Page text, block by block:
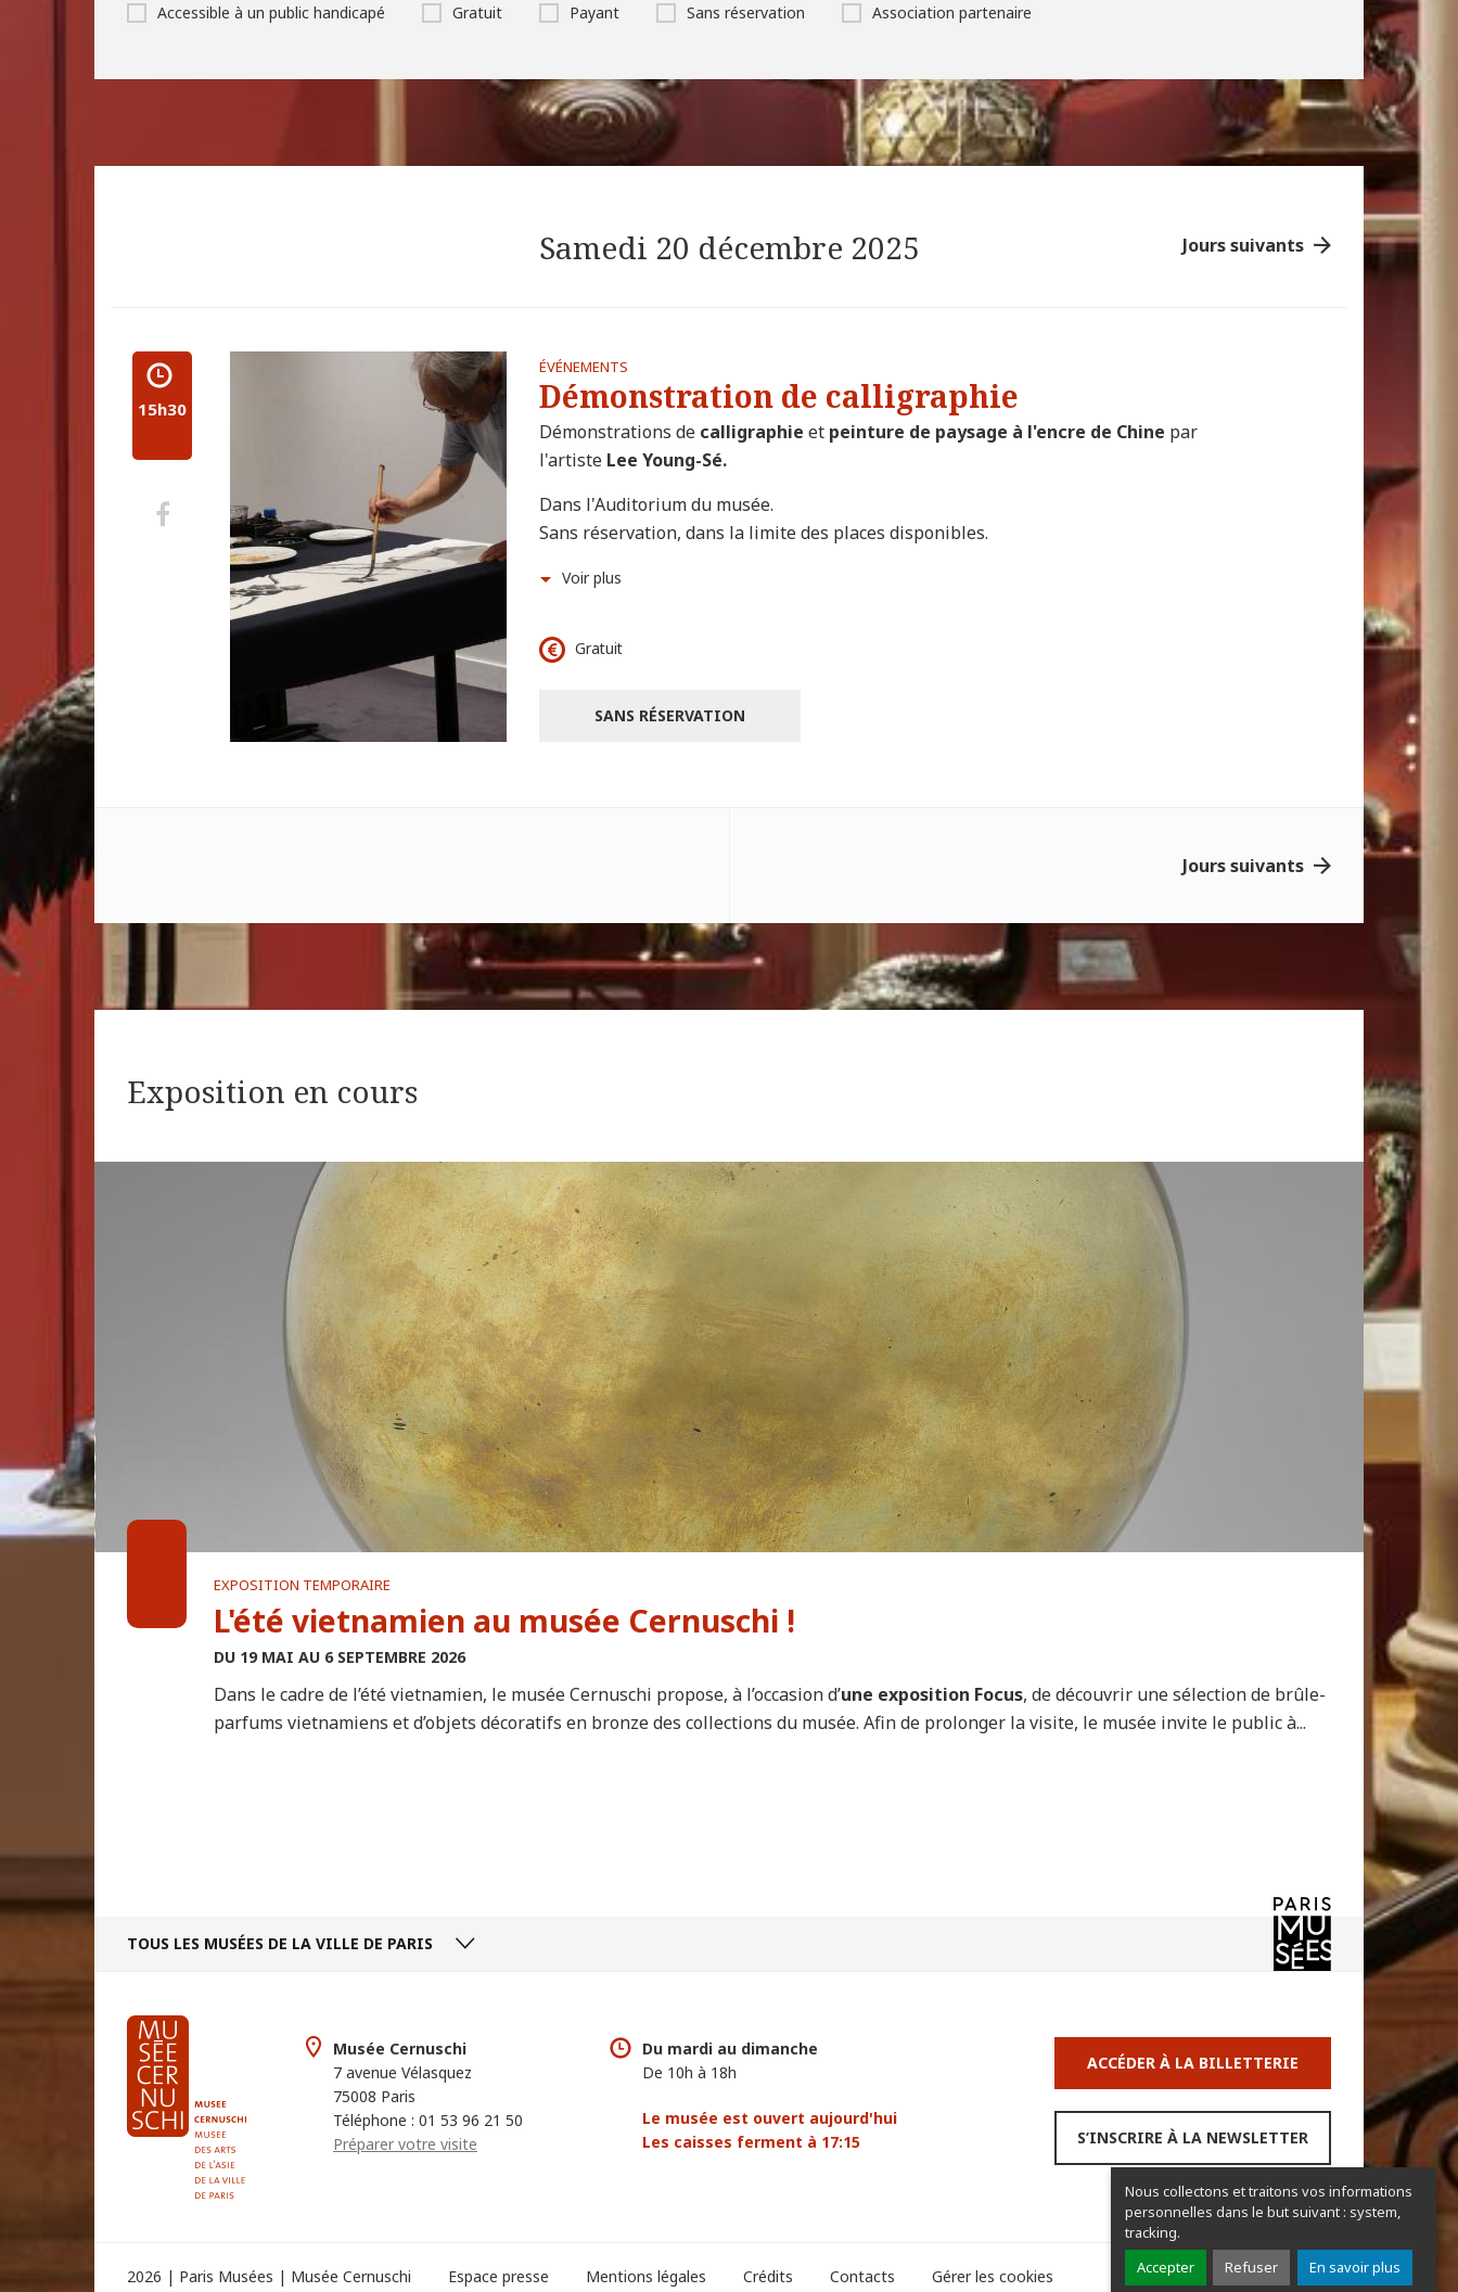
Nous collectons et traitons vos informations
personnelles dans le but suivant : system,
tracking.
Accepter
Refuser En savoir plus
Accessible à un public handicapé Gratuit Payant Sans réservation Association partenaire
Jours suivants
Samedi 20 décembre 2025
15h30
Partager
Facebook
ÉVÉNEMENTS
Démonstration de calligraphie
Démonstrations de calligraphie et peinture de paysage à l'encre de Chine par
l'artiste Lee Young-Sé.
Dans l'Auditorium du musée.
Sans réservation, dans la limite des places disponibles.
Voir plus
Gratuit
SANS RÉSERVATION
Jours suivants
Exposition en cours
EXPOSITION TEMPORAIRE
L'été vietnamien au musée Cernuschi !
DU 19 MAI AU 6 SEPTEMBRE 2026
Dans le cadre de l’été vietnamien, le musée Cernuschi propose, à l’occasion d’une exposition Focus, de découvrir une sélection de brûle-
parfums vietnamiens et d’objets décoratifs en bronze des collections du musée. Afin de prolonger la visite, le musée invite le public à...
TOUS LES MUSÉES DE LA VILLE DE PARIS
Musée Cernuschi
7 avenue Vélasquez
75008 Paris
Téléphone : 01 53 96 21 50
Préparer votre visite
Du mardi au dimanche
De 10h à 18h
Le musée est ouvert aujourd'hui
Les caisses ferment à 17:15
ACCÉDER À LA BILLETTERIE
S’INSCRIRE À LA NEWSLETTER
2026 | Paris Musées | Musée Cernuschi Espace presse Mentions légales Crédits Contacts Gérer les cookies Partager
Partager